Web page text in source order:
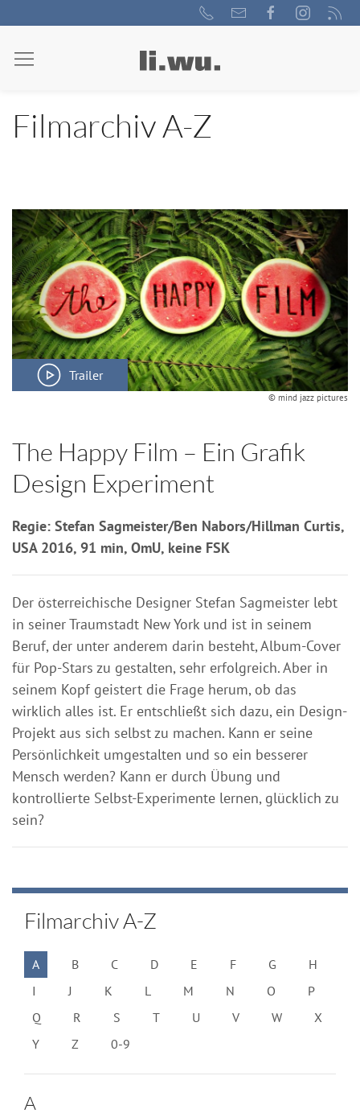
Filmarchiv A-Z
Trailer
© mind jazz pictures
The Happy Film – Ein Grafik
Design Experiment
Regie: Stefan Sagmeister/Ben Nabors/Hillman Curtis,
USA 2016, 91 min, OmU, keine FSK
Der österreichische Designer Stefan Sagmeister lebt
in seiner Traumstadt New York und ist in seinem
Beruf, der unter anderem darin besteht, Album-Cover
für Pop-Stars zu gestalten, sehr erfolgreich. Aber in
seinem Kopf geistert die Frage herum, ob das
wirklich alles ist. Er entschließt sich dazu, ein Design-
Projekt aus sich selbst zu machen. Kann er seine
Persönlichkeit umgestalten und so ein besserer
Mensch werden? Kann er durch Übung und
kontrollierte Selbst-Experimente lernen, glücklich zu
sein?
Filmarchiv A-Z
A B C D E F G
H
I
J K L M N O
P
Q
R S T U V W
X
Y
Z 0-9
A